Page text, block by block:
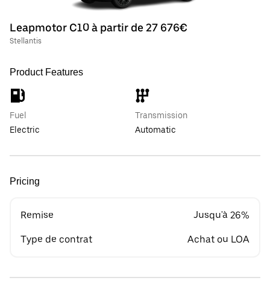
Leapmotor C10 à partir de 27 676€
Stellantis
Product Features
Fuel
Electric
Transmission
Automatic
Pricing
Remise Jusqu'à 26%
Type de contrat Achat ou LOA